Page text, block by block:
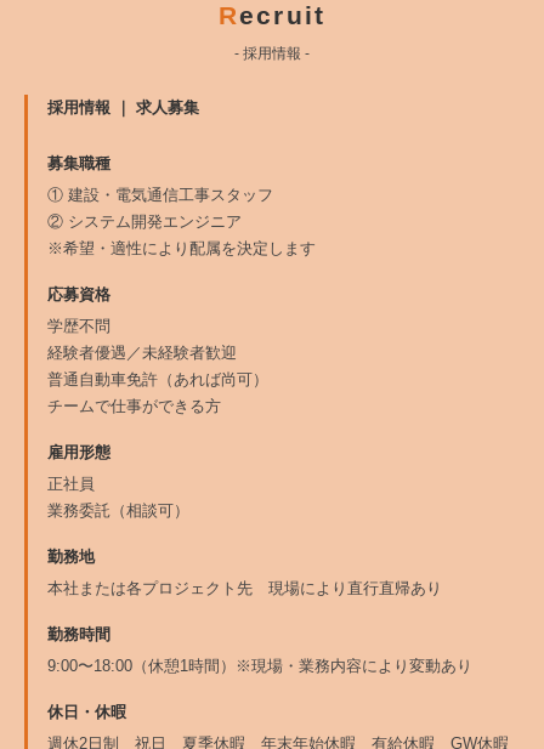
Recruit
- 採用情報 -
採用情報 ｜ 求人募集
募集職種
① 建設・電気通信工事スタッフ
② システム開発エンジニア
※希望・適性により配属を決定します
応募資格
学歴不問
経験者優遇／未経験者歓迎
普通自動車免許（あれば尚可）
チームで仕事ができる方
雇用形態
正社員
業務委託（相談可）
勤務地
本社または各プロジェクト先 現場により直行直帰あり
勤務時間
9:00〜18:00（休憩1時間）※現場・業務内容により変動あり
休日・休暇
週休2日制 祝日 夏季休暇 年末年始休暇 有給休暇 GW休暇